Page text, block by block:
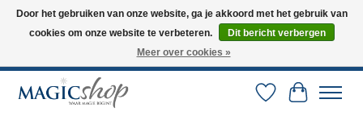
Altijd de nieuwste trucs op voorraad. Snelle verzending via PostNL en DHL.
Langskomen in onze winkel? Bel of mail om een afspraak te maken. 0251-
Verlanglijst
Door het gebruiken van onze website, ga je akkoord met het gebruik van
cookies om onze website te verbeteren.
Dit bericht verbergen
Meer over cookies »